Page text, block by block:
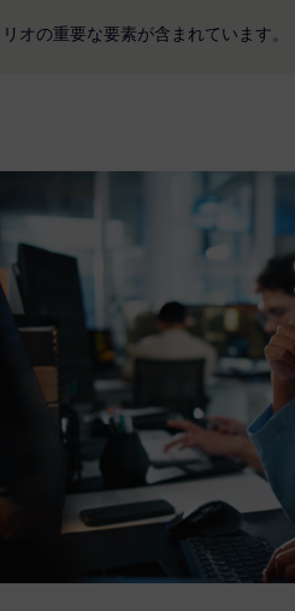
オの重要な要素が含まれています。